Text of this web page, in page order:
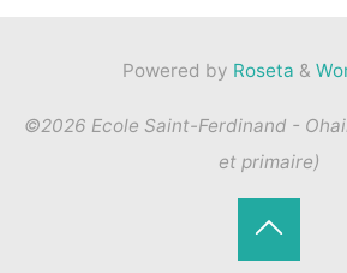
Powered by Roseta &
©2026 Ecole Saint-Ferdinand -
et primaire)
Back